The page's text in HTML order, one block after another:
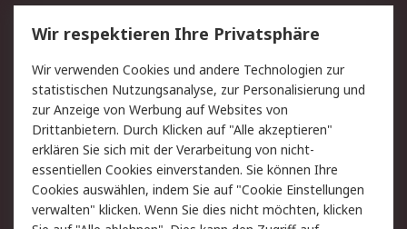
Service
Value Added Services
Lieferlösungen
Rücksendungen
Kontakt
Hilfe
Privatkunden
Rechtliches
AGB
Datenschutz
Cookie-Richtlinie
Zahlungsbedingungen
Wir respektieren Ihre Privatsphäre
Wir verwenden Cookies und andere Technologien zur
statistischen Nutzungsanalyse, zur Personalisierung und
zur Anzeige von Werbung auf Websites von
Drittanbietern. Durch Klicken auf "Alle akzeptieren"
erklären Sie sich mit der Verarbeitung von nicht-
essentiellen Cookies einverstanden. Sie können Ihre
Cookies auswählen, indem Sie auf "Cookie Einstellungen
verwalten" klicken. Wenn Sie dies nicht möchten, klicken